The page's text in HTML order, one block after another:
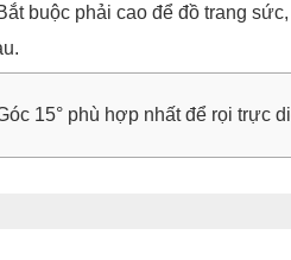
buộc phải cao để đồ trang
15° phù hợp nhất để rọi trực